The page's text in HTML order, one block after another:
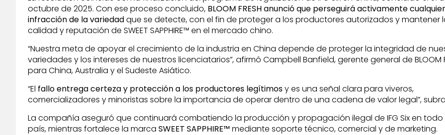
octubre de 2025. Con ese proceso concluido, BLOOM FRESH anunció que perseguirá activamente cualquier
infracción de la variedadque se detecte, con el fin de proteger a los productores autorizados y mantener
calidad y reputación de SWEET SAPPHIRE™ en el mercado chino.
“Nuestra meta de apoyar el crecimiento de la industria en China depende de proteger la integridad de
variedades y los intereses de nuestros licenciatarios”, afirmó Campbell Banfield, gerente general de BLOOM
para China, Australia y el Sudeste Asiático.
“El fallo entrega certeza y protección a los productores legítimosy es una señal clara para viveros,
comercializadores y minoristas sobre la importancia de operar dentro de una cadena de valor legal”,
La compañía aseguró que continuará combatiendo la producción y propagación ilegal de IFG Six en todo
país, mientras fortalece la marca SWEET SAPPHIRE™ mediante soporte técnico, comercial y de marketing.